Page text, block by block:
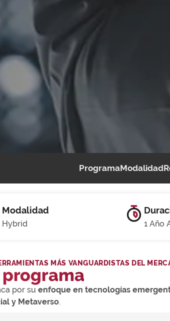
ProgramaModalidad
Modalidad
Hybrid 1 Año
MÁS VANGUARDISTAS DEL
programa
por su enfoque en tecnologías
y Metaverso.